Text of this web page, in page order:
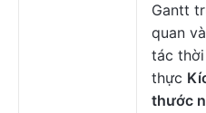
Gantt
quan
tác
thực
thước